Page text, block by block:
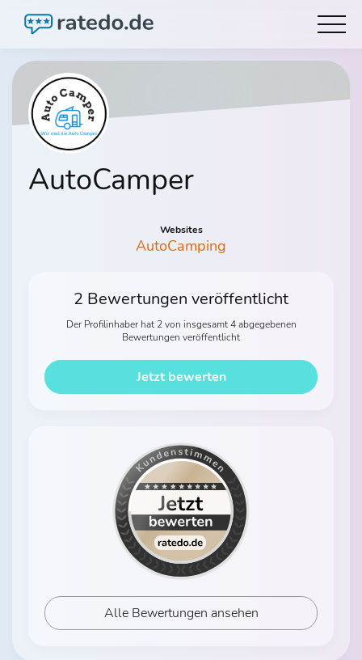
AutoCamper
Websites
AutoCamping
2 Bewertungen veröffentlicht
Der Profilinhaber hat 2 von insgesamt 4 abgegebenen
Bewertungen veröffentlicht
Jetzt bewerten
Alle Bewertungen ansehen